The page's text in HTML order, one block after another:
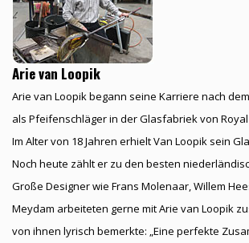
Arie van Loopik
Arie van Loopik begann seine Karriere nach
als Pfeifenschläger in der Glasfabriek von
Im Alter von 18 Jahren erhielt Van Loopik sein
Noch heute zählt er zu den besten
Große Designer wie Frans Molenaar, Willem
Meydam arbeiteten gerne mit Arie van Loopik
von ihnen lyrisch bemerkte: „Eine perfekte